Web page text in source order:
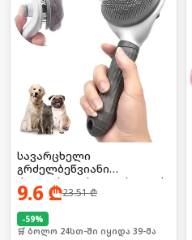
სავარცხელი
გრძელბეწვიანი
ძაღლისთვის/კატისათვის
9.6 ₾23.51₾
-59%
🛒 ბოლო 24სთ-ში იყიდა 39-მა